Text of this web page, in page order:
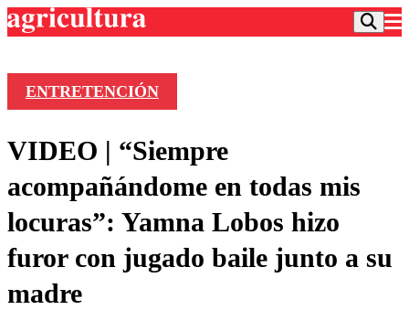
Frecuencias
Agricultura TV
Deportes
Colo Colo
Motor
Entretención
Noticias
Vida Social
ENTRETENCIÓN
VIDEO | “Siempre
acompañándome en todas mis
locuras”: Yamna Lobos hizo
furor con jugado baile junto a su
madre